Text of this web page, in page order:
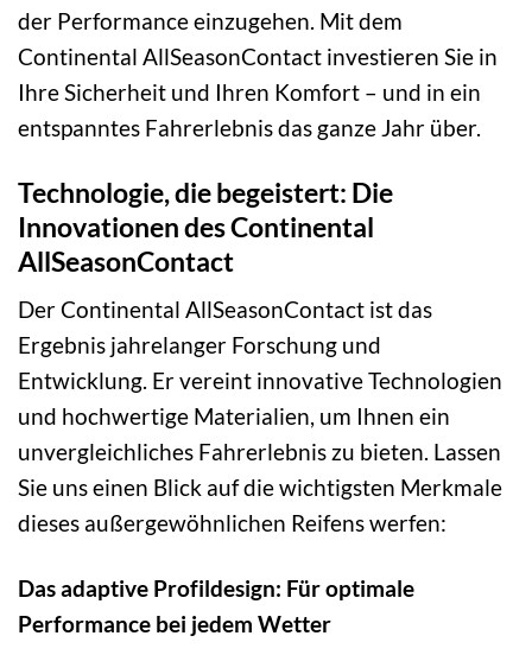
der Performance einzugehen. Mit dem
Continental AllSeasonContact investieren Sie in
Ihre Sicherheit und Ihren Komfort – und in ein
entspanntes Fahrerlebnis das ganze Jahr über.
Technologie, die begeistert: Die
Innovationen des Continental
AllSeasonContact
Der Continental AllSeasonContact ist das
Ergebnis jahrelanger Forschung und
Entwicklung. Er vereint innovative Technologien
und hochwertige Materialien, um Ihnen ein
unvergleichliches Fahrerlebnis zu bieten. Lassen
Sie uns einen Blick auf die wichtigsten Merkmale
dieses außergewöhnlichen Reifens werfen:
Das adaptive Profildesign: Für optimale
Performance bei jedem Wetter